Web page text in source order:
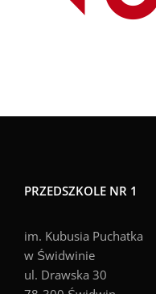
PRZEDSZKOLE NR 1
im. Kubusia Puchatka
w Świdwinie
ul. Drawska 30